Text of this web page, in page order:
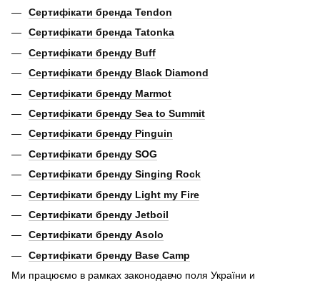
Сертифікати бренда Tendon
Сертифікати бренда Tatonka
Сертифікати бренду Buff
Сертифікати бренду Black Diamond
Сертифікати бренду Marmot
Сертифікати бренду Sea to Summit
Сертифікати бренду Pinguin
Сертифікати бренду SOG
Сертифікати бренду Singing Rock
Сертифікати бренду Light my Fire
Сертифікати бренду Jetboil
Сертифікати бренду Asolo
Сертифікати бренду Base Camp
Ми працюємо в рамках законодавчо поля України и